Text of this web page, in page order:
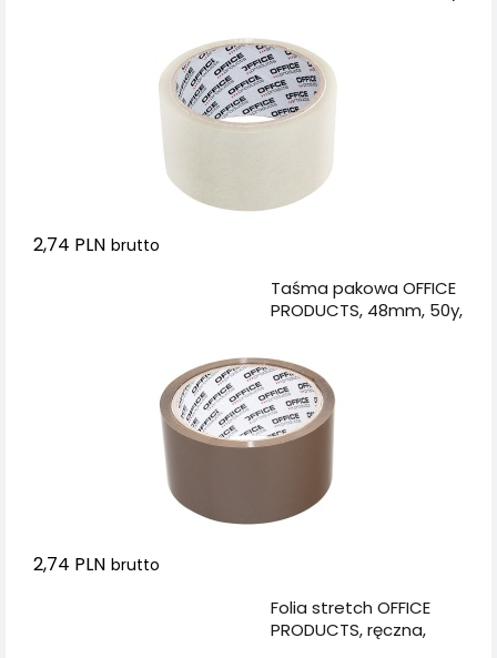
2,74 PLN brutto
Taśma pakowa OFFICE
PRODUCTS, 48mm, 50y,
2,74 PLN brutto
Folia stretch OFFICE
PRODUCTS, ręczna,